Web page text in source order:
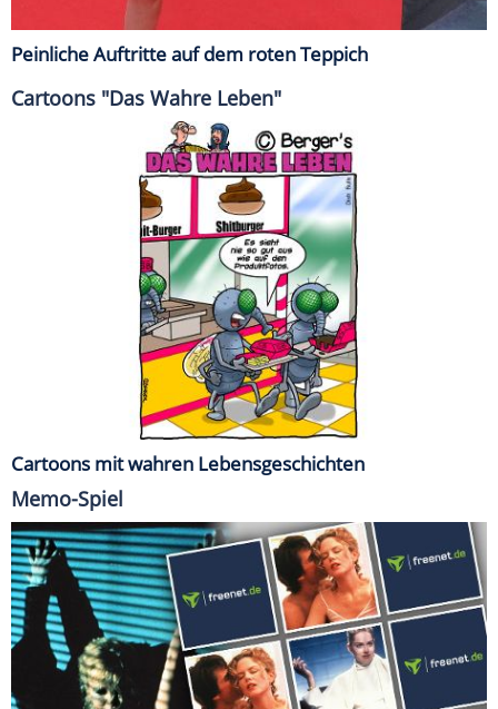
Peinliche Auftritte auf dem roten Teppich
Cartoons "Das Wahre Leben"
Cartoons mit wahren Lebensgeschichten
Memo-Spiel